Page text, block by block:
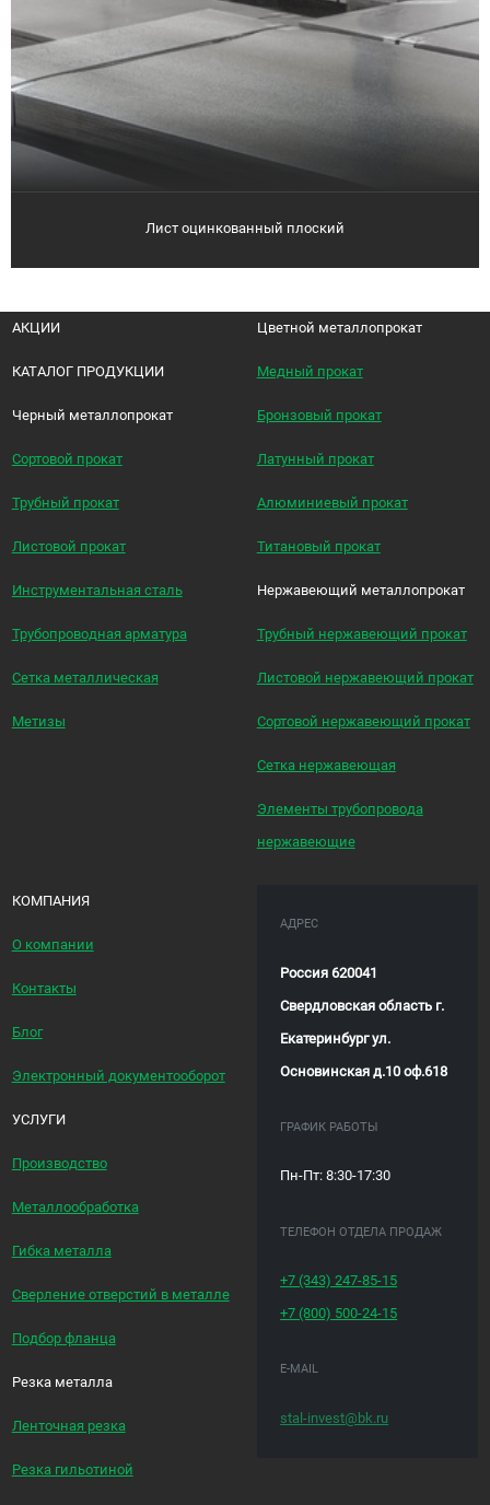
Лист оцинкованный плоский
АКЦИИ
КАТАЛОГ ПРОДУКЦИИ
Черный металлопрокат
Сортовой прокат
Трубный прокат
Листовой прокат
Инструментальная сталь
Трубопроводная арматура
Сетка металлическая
Метизы
Цветной металлопрокат
Медный прокат
Бронзовый прокат
Латунный прокат
Алюминиевый прокат
Титановый прокат
Нержавеющий металлопрокат
Трубный нержавеющий прокат
Листовой нержавеющий прокат
Сортовой нержавеющий прокат
Сетка нержавеющая
Элементы трубопровода
нержавеющие
КОМПАНИЯ
О компании
Контакты
Блог
Электронный документооборот
УСЛУГИ
Производство
Металлообработка
Гибка металла
Сверление отверстий в металле
Подбор фланца
Резка металла
Ленточная резка
Резка гильотиной
АДРЕС
Россия 620041
Свердловская область г.
Екатеринбург ул.
Основинская д.10 оф.618
ГРАФИК РАБОТЫ
Пн-Пт: 8:30-17:30
ТЕЛЕФОН ОТДЕЛА ПРОДАЖ
+7 (343) 247-85-15
+7 (800) 500-24-15
E-MAIL
stal-invest@bk.ru